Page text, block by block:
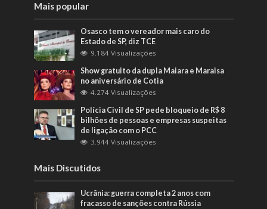
Mais popular
Osasco tem o vereador mais caro do
Estado de SP, diz TCE
9.184 Visualizações
Show gratuito da dupla Maiara e Maraisa
no aniversário de Cotia
4.274 Visualizações
Polícia Civil de SP pede bloqueio de R$ 8
bilhões de pessoas e empresas suspeitas
de ligação com o PCC
3.944 Visualizações
Mais Discutidos
Ucrânia: guerra completa 2 anos com
fracasso de sanções contra Rússia